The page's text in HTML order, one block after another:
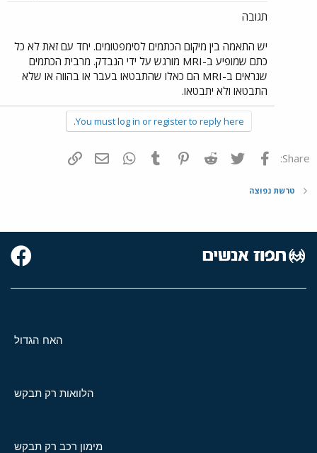
תגובה
יש התאמה בין מיקום הכתמים לסימפטומים. יחד עם זאת לא כל
כתם שמופיע ב-MRI מורגש על ידי הנבדק. מרבית הכתמים
שנראים ב-MRI הם כאלו שהתבטאו בעבר או בהווה או שלא
התבטאו ולא יתבטאו.
You must log in or register to reply here.
Share: פייסבוק Twitter
Reddit
Pinterest
Tumblr
WhatsAppדואר אלקטרוני
טרשת נפוצה
האח הגדול
הלוואות רק תבקש
מימון רכב רק תבקש